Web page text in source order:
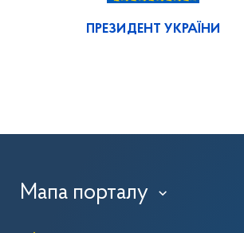
ПРЕЗИДЕНТ УКРАЇНИ
Мапа порталу ›